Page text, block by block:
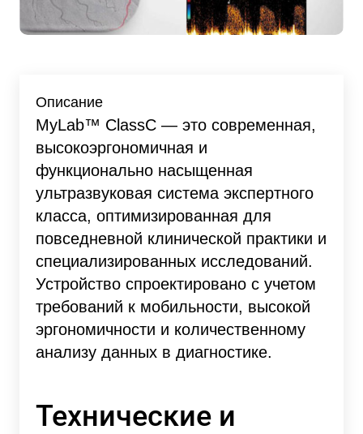
Описание
MyLab™ ClassC — это современная,
высокоэргономичная и
функционально насыщенная
ультразвуковая система экспертного
класса, оптимизированная для
повседневной клинической практики и
специализированных исследований.
Устройство спроектировано с учетом
требований к мобильности, высокой
эргономичности и количественному
анализу данных в диагностике.
Технические и